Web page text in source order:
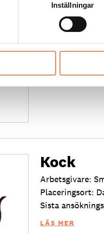
Inställningar
Arbetsgivare:
Placeringsort:
LÄS MER
Kock
Arbetsgivare:
Placeringsort:
Sista
LÄS MER